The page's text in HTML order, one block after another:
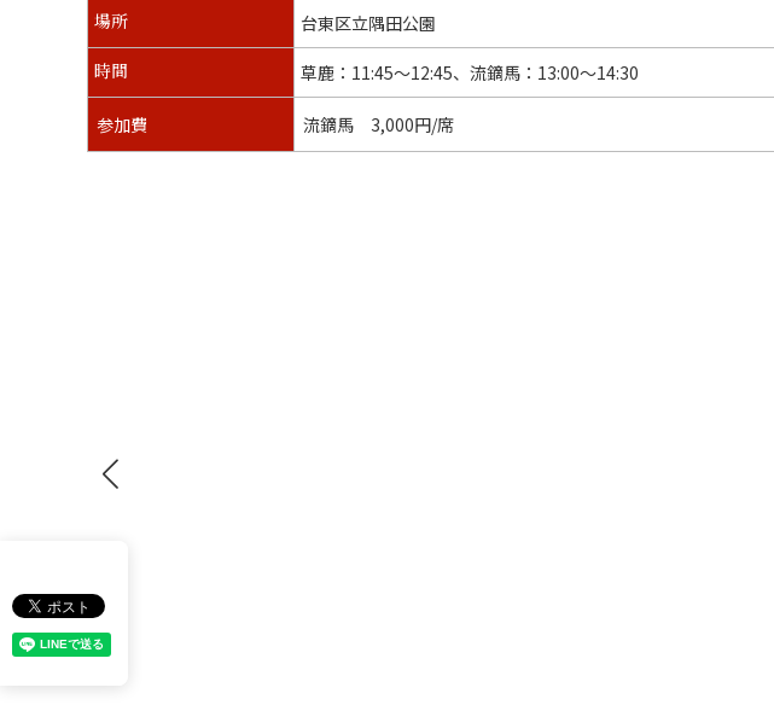
場所 台東区立隅田公園
時間 草鹿：11:45〜12:45、流鏑馬：13:00〜14:30
参加費 流鏑馬 3,000円/席